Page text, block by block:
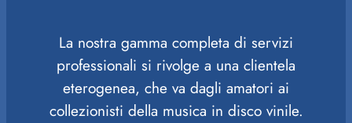
La nostra gamma completa di servizi
professionali si rivolge a una clientela
eterogenea, che va dagli amatori ai
collezionisti della musica in disco vinile.